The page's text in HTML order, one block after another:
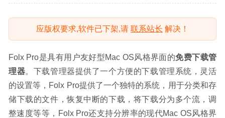
应版权要求,软件已下架,请 联系站长 解决！
Folx Pro是具有用户友好型Mac OS风格界面的免费下载管
理器。下载管理器提供了一个方便的下载管理系统，灵活
的设置等，Folx Pro提供了一个独特的系统，用于分类和存
储下载的文件，恢复中断的下载，将下载分为多个流，调
整速度等等，Folx Pro还支持分辨率的现代Mac OS风格界